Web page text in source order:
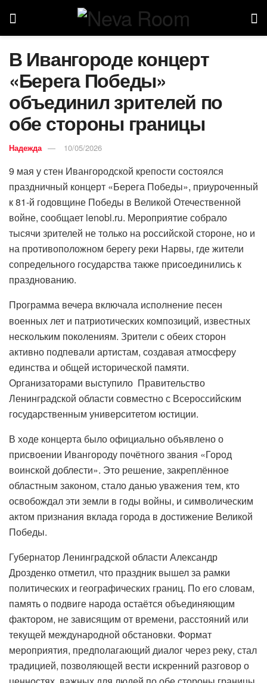
В Ивангороде концерт
«Берега Победы»
объединил зрителей по
обе стороны границы
Надежда 10/05/2026
9 мая у стен Ивангородской крепости состоялся
праздничный концерт «Берега Победы», приуроченный
к 81-й годовщине Победы в Великой Отечественной
войне, сообщает lenobl.ru. Мероприятие собрало
тысячи зрителей не только на российской стороне, но и
на противоположном берегу реки Нарвы, где жители
сопредельного государства также присоединились к
празднованию.
Программа вечера включала исполнение песен
военных лет и патриотических композиций, известных
нескольким поколениям. Зрители с обеих сторон
активно подпевали артистам, создавая атмосферу
единства и общей исторической памяти.
Организаторами выступило Правительство
Ленинградской области совместно с Всероссийским
государственным университетом юстиции.
В ходе концерта было официально объявлено о
присвоении Ивангороду почётного звания «Город
воинской доблести». Это решение, закреплённое
областным законом, стало данью уважения тем, кто
освобождал эти земли в годы войны, и символическим
актом признания вклада города в достижение Великой
Победы.
Губернатор Ленинградской области Александр
Дрозденко отметил, что праздник вышел за рамки
политических и географических границ. По его словам,
память о подвиге народа остаётся объединяющим
фактором, не зависящим от времени, расстояний или
текущей международной обстановки. Формат
мероприятия, предполагающий диалог через реку, стал
традицией, позволяющей вести искренний разговор о